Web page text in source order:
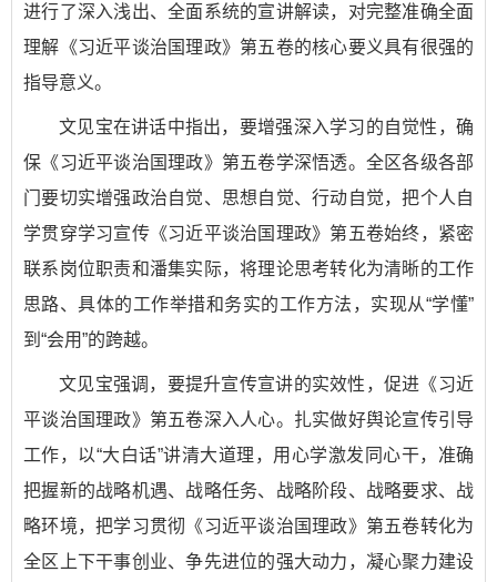
进行了深入浅出、全面系统的宣讲解读，对完整准确全面
理解《习近平谈治国理政》第五卷的核心要义具有很强的
指导意义。
文见宝在讲话中指出，要增强深入学习的自觉性，确
保《习近平谈治国理政》第五卷学深悟透。全区各级各部
门要切实增强政治自觉、思想自觉、行动自觉，把个人自
学贯穿学习宣传《习近平谈治国理政》第五卷始终，紧密
联系岗位职责和潘集实际，将理论思考转化为清晰的工作
思路、具体的工作举措和务实的工作方法，实现从“学懂”
到“会用”的跨越。
文见宝强调，要提升宣传宣讲的实效性，促进《习近
平谈治国理政》第五卷深入人心。扎实做好舆论宣传引导
工作，以“大白话”讲清大道理，用心学激发同心干，准确
把握新的战略机遇、战略任务、战略阶段、战略要求、战
略环境，把学习贯彻《习近平谈治国理政》第五卷转化为
全区上下干事创业、争先进位的强大动力，凝心聚力建设